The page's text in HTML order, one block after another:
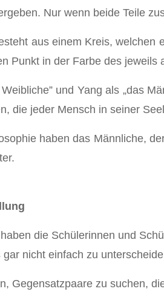
Nur wenn beide Teile
aus einem Kreis,
Punkt in der Farbe des jeweils
und Yang als „das
die jeder Mensch in seiner
haben das Männliche,
die Schülerinnen und
nicht einfach zu
Gegensatzpaare zu suchen,